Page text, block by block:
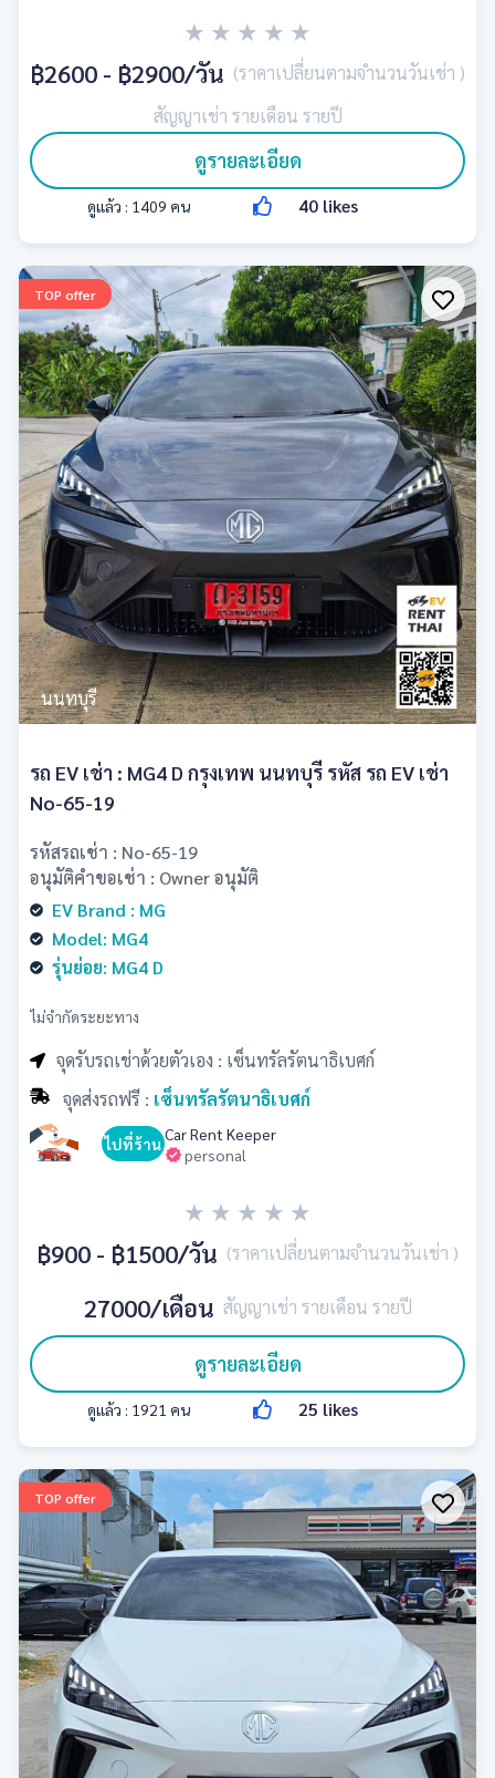
฿2600 - ฿2900/วัน (ราคาเปลี่ยนตามจำนวนวันเช่า )
สัญญาเช่า รายเดือน รายปี
★ ★ ★ ★ ★
ดูรายละเอียด
ดูแล้ว : 1409 คน 40 likes
TOP offer
นนทบุรี
รถ EV เช่า : MG4 D กรุงเทพ นนทบุรี รหัส รถ EV เช่า
No-65-19
รหัสรถเช่า : No-65-19
อนุมัติคำขอเช่า : Owner อนุมัติ
EV Brand : MG
Model: MG4
รุ่นย่อย: MG4 D
ไม่จำกัดระยะทาง
จุดรับรถเช่าด้วยตัวเอง : เซ็นทรัลรัตนาธิเบศก์
จุดส่งรถฟรี : เซ็นทรัลรัตนาธิเบศก์
ไปที่ร้าน
personal
Car Rent Keeper
฿900 - ฿1500/วัน (ราคาเปลี่ยนตามจำนวนวันเช่า )
27000/เดือน สัญญาเช่า รายเดือน รายปี
★ ★ ★ ★ ★
ดูรายละเอียด
ดูแล้ว : 1921 คน 25 likes
TOP offer